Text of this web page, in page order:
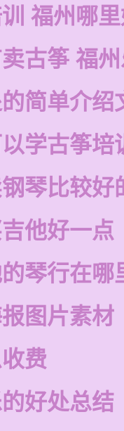
福州哪
古筝 福
简单介绍
学古筝培
琴比较好
他好一点
琴行在哪
图片素材
费
好处总结